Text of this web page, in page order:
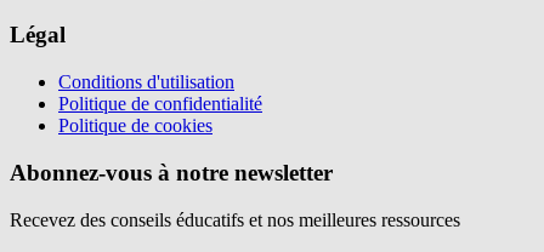
Légal
Conditions d'utilisation
Politique de confidentialité
Politique de cookies
Abonnez-vous à notre newsletter
Recevez des conseils éducatifs et nos meilleures ressources